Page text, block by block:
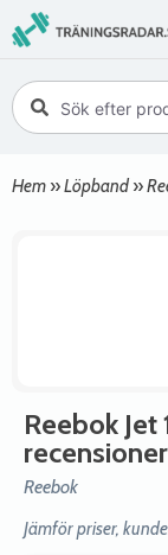
Hem »Löpband »
Reebok Jet
recensioner
Reebok
Jämför priser,